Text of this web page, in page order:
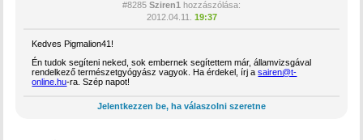
#8285 Sziren1 hozzászólása:
2012.04.11.
19:37
Kedves Pigmalion41!
Én tudok segíteni neked, sok embernek segítettem már, államvizsgával
rendelkező természetgyógyász vagyok. Ha érdekel, írj asairen@t-
online.hu-ra. Szép napot!
Jelentkezzen be, ha válaszolni szeretne